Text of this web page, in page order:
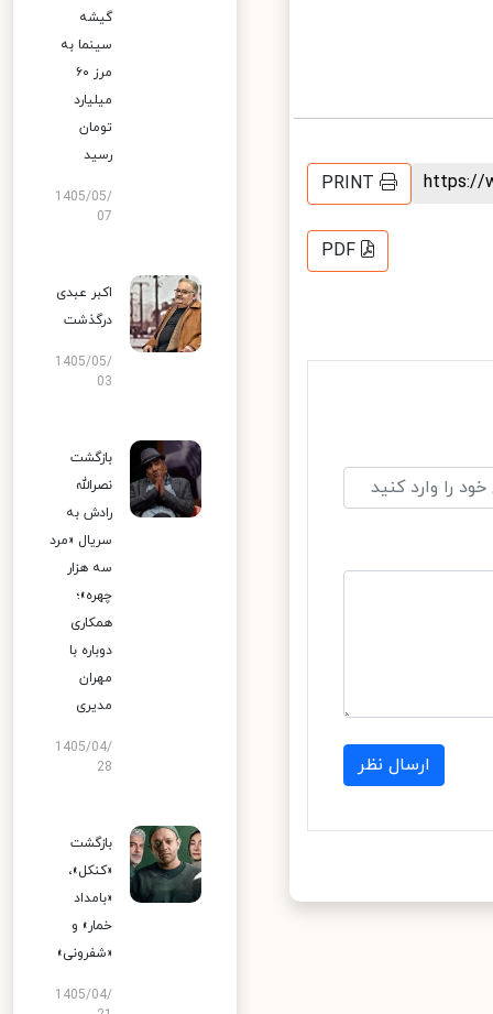
PRINT
PDF
ارسال نظر
گیشه
سینما به
مرز ۶۰
میلیارد
تومان
رسید
1405/05/
07
اکبر عبدی
درگذشت
1405/05/
03
بازگشت
نصرالله
رادش به
سریال «مرد
سه هزار
چهره»؛
همکاری
دوباره با
مهران
مدیری
1405/04/
28
بازگشت
«کنکل»،
«بامداد
خمار» و
«شفرونی»
1405/04/